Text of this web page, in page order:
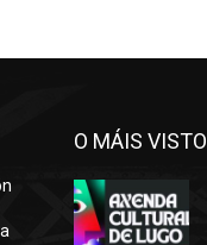
O MÁIS VISTO